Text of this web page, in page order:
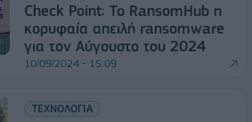
Check Point: Το RansomHub η
κορυφαία απειλή ransomware
για τον Αύγουστο του 2024
10/09/2024 - 15:09
ΤΕΧΝΟΛΟΓΙΑ